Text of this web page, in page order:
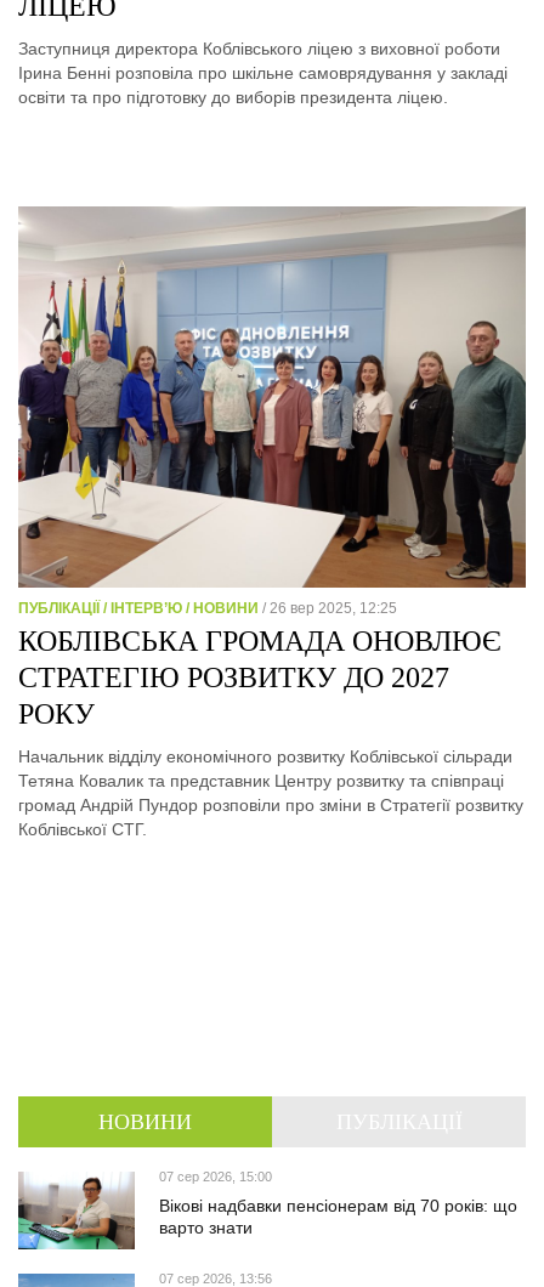
ЛІЦЕЮ
Заступниця директора Коблівського ліцею з виховної роботи
Ірина Бенні розповіла про шкільне самоврядування у закладі
освіти та про підготовку до виборів президента ліцею.
ПУБЛІКАЦІЇ / ІНТЕРВ’Ю / НОВИНИ / 26 вер 2025, 12:25
КОБЛІВСЬКА ГРОМАДА ОНОВЛЮЄ
СТРАТЕГІЮ РОЗВИТКУ ДО 2027
РОКУ
Начальник відділу економічного розвитку Коблівської сільради
Тетяна Ковалик та представник Центру розвитку та співпраці
громад Андрій Пундор розповіли про зміни в Стратегії розвитку
Коблівської СТГ.
НОВИНИ
07 сер 2026, 15:00
Вікові надбавки пенсіонерам від 70 років: що
варто знати
07 сер 2026, 13:56